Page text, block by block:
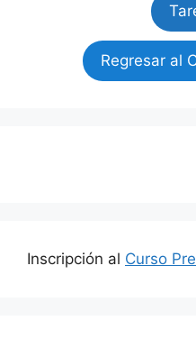
Regresar al
Inscripción al Curso